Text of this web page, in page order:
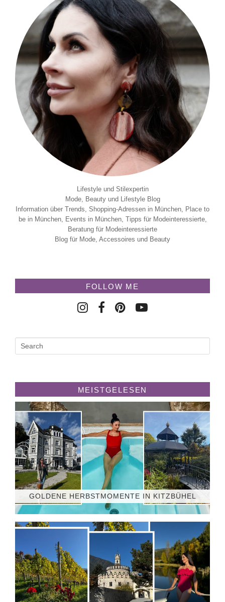
Lifestyle und Stilexpertin
Mode, Beauty und Lifestyle Blog
Information über Trends, Shopping-Adressen in München, Place to
be in München, Events in München, Tipps für Modeinteressierte,
Beratung für Modeinteressierte
Blog für Mode, Accessoires und Beauty
FOLLOW ME
MEISTGELESEN
GOLDENE HERBSTMOMENTE IN KITZBÜHEL